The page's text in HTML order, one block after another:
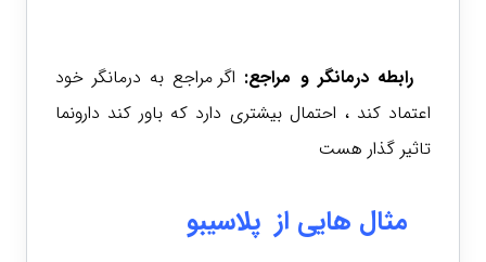
رابطه درمانگر و مراجع: اگر مراجع به درمانگر خود
اعتماد کند ، احتمال بیشتری دارد که باور کند دارونما
تاثیر گذار هست
مثال هایی از پلاسیبو